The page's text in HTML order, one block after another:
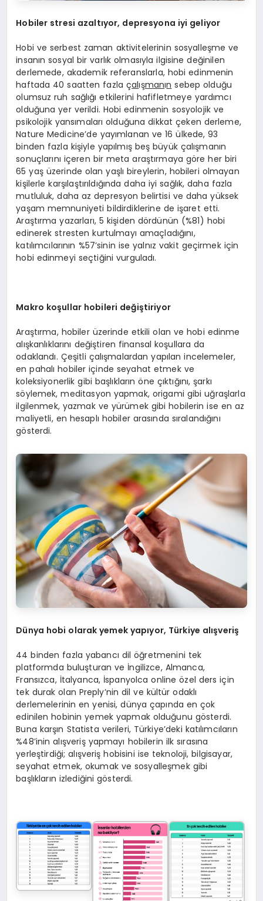
Hobiler stresi azaltıyor, depresyona iyi geliyor
Hobi ve serbest zaman aktivitelerinin sosyalleşme ve
insanın sosyal bir varlık olmasıyla ilgisine değinilen
derlemede, akademik referanslarla, hobi edinmenin
haftada 40 saatten fazla çalışmanın sebep olduğu
olumsuz ruh sağlığı etkilerini hafifletmeye yardımcı
olduğuna yer verildi. Hobi edinmenin sosyolojik ve
psikolojik yansımaları olduğuna dikkat çeken derleme,
Nature Medicine’de yayımlanan ve 16 ülkede, 93
binden fazla kişiyle yapılmış beş büyük çalışmanın
sonuçlarını içeren bir meta araştırmaya göre her biri
65 yaş üzerinde olan yaşlı bireylerin, hobileri olmayan
kişilerle karşılaştırıldığında daha iyi sağlık, daha fazla
mutluluk, daha az depresyon belirtisi ve daha yüksek
yaşam memnuniyeti bildirdiklerine de işaret etti.
Araştırma yazarları, 5 kişiden dördünün (%81) hobi
edinerek stresten kurtulmayı amaçladığını,
katılımcılarının %57’sinin ise yalnız vakit geçirmek için
hobi edinmeyi seçtiğini vurguladı.
Makro koşullar hobileri değiştiriyor
Araştırma, hobiler üzerinde etkili olan ve hobi edinme
alışkanlıklarını değiştiren finansal koşullara da
odaklandı. Çeşitli çalışmalardan yapılan incelemeler,
en pahalı hobiler içinde seyahat etmek ve
koleksiyonerlik gibi başlıkların öne çıktığını, şarkı
söylemek, meditasyon yapmak, origami gibi uğraşlarla
ilgilenmek, yazmak ve yürümek gibi hobilerin ise en az
maliyetli, en hesaplı hobiler arasında sıralandığını
gösterdi.
Dünya hobi olarak yemek yapıyor, Türkiye alışveriş
44 binden fazla yabancı dil öğretmenini tek
platformda buluşturan ve İngilizce, Almanca,
Fransızca, İtalyanca, İspanyolca online özel ders için
tek durak olan Preply’nin dil ve kültür odaklı
derlemelerinin en yenisi, dünya çapında en çok
edinilen hobinin yemek yapmak olduğunu gösterdi.
Buna karşın Statista verileri, Türkiye’deki katılımcıların
%48’inin alışveriş yapmayı hobilerin ilk sırasına
yerleştirdiği; alışveriş hobisini ise teknoloji, bilgisayar,
seyahat etmek, okumak ve sosyalleşmek gibi
başlıkların izlediğini gösterdi.